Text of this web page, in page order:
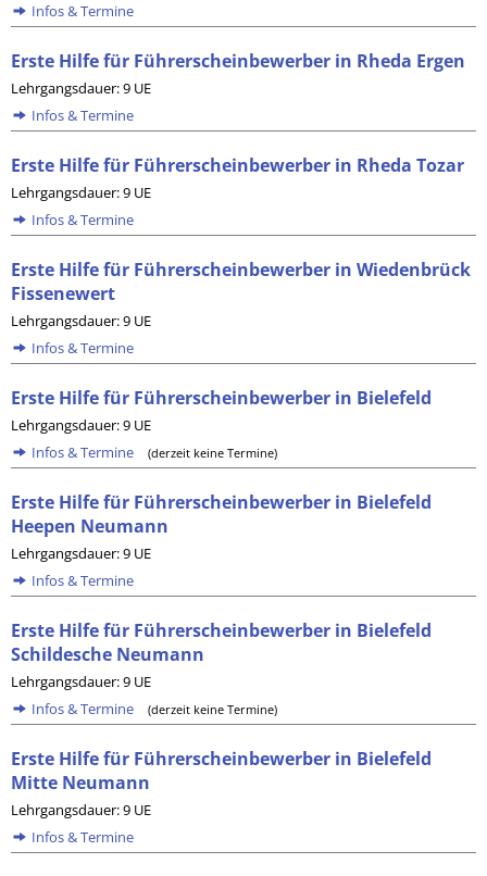
Infos & Termine
Erste Hilfe für Führerscheinbewerber in Rheda Ergen
Lehrgangsdauer: 9 UE
Infos & Termine
Erste Hilfe für Führerscheinbewerber in Rheda Tozar
Lehrgangsdauer: 9 UE
Infos & Termine
Erste Hilfe für Führerscheinbewerber in Wiedenbrück
Fissenewert
Lehrgangsdauer: 9 UE
Infos & Termine
Erste Hilfe für Führerscheinbewerber in Bielefeld
Lehrgangsdauer: 9 UE
Infos & Termine
(derzeit keine Termine)
Erste Hilfe für Führerscheinbewerber in Bielefeld
Heepen Neumann
Lehrgangsdauer: 9 UE
Infos & Termine
Erste Hilfe für Führerscheinbewerber in Bielefeld
Schildesche Neumann
Lehrgangsdauer: 9 UE
Infos & Termine
(derzeit keine Termine)
Erste Hilfe für Führerscheinbewerber in Bielefeld
Mitte Neumann
Lehrgangsdauer: 9 UE
Infos & Termine